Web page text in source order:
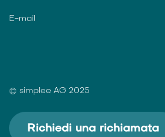
E-mail
© simplee AG 2025
Richiedi una richiamata